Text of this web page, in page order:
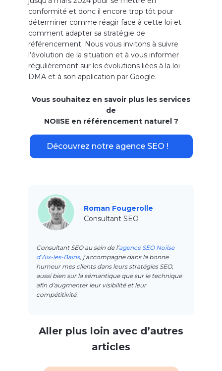
conformité et donc il encore trop tôt pour
déterminer comme réagir face à cette loi et
comment adapter sa stratégie de
référencement. Nous vous invitons à suivre
l’évolution de la situation et à vous informer
régulièrement sur les évolutions liées à la loi
DMA et à son application par Google.
Vous souhaitez en savoir plus les services
de
NOIISE en référencement naturel ?
Découvrez notre agence SEO !
Roman Fougerolle
Consultant SEO
Consultant SEO au sein de l’agence SEO Noiise
d’Aix-les-Bains, j’accompagne dans la bonne
humeur mes clients dans leurs stratégies SEO,
aussi bien sur la sémantique que sur le technique
afin d’augmenter leur visibilité et leur
compétitivité.
Aller plus loin avec d’autres
articles